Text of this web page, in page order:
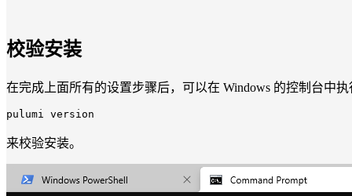
校验安装
在完成上面所有的设置步骤后，可以在 Windows 的控制台中
pulumi
来校验安装。